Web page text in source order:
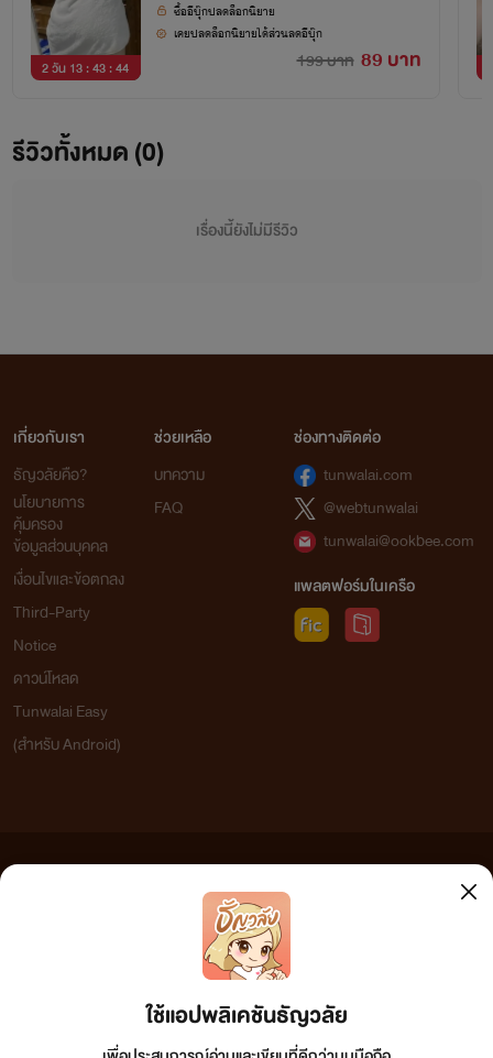
2 วัน 13 : 43 : 43 199 บาท 89 บาท
ซื้ออีบุ๊กปลดล็อกนิยาย
เคยปลดล็อกนิยายได้ส่วนลดอีบุ๊ก
รีวิวทั้งหมด (0)
เรื่องนี้ยังไม่มีรีวิว
ใช้แอปพลิเคชันธัญวลัย
เกี่ยวกับเรา
ธัญวลัยคือ?
นโยบายการ
คุ้มครอง
ข้อมูลส่วนบุคคล
เงื่อนไขและข้อตกลง
Third-Party
Notice
ดาวน์โหลด
Tunwalai Easy
(สำหรับ Android)
ช่วยเหลือ
บทความ
FAQ
ช่องทางติดต่อ
tunwalai.com
@webtunwalai
tunwalai@ookbee.com
แพลตฟอร์มในเครือ
เว็บไซต์แห่งนี้ไม่ได้เห็นด้วยและไม่ขอรับผิดชอบต่อข้อความใดๆ ทั้งสิ้น ดังนั้นผู้อ่านทุกท่านโปรดใช้
วิจารณญาณในการกลั่นกรองด้วยตนเอง และหากท่านพบข้อความใดๆ ที่ขัดต่อกฎหมายและศีลธรรม
กรุณาแจ้งมาที่ tunwalai@ookbee.com เพื่อทีมงานจะได้ดำเนินการในทันที ทั้งนี้ ทางเว็บไซต์ขอสงวน
ลิขสิทธิ์ตามพระราชบัญญัติลิขสิทธิ์ (ฉบับเพิ่มเติม) พ.ศ.2558